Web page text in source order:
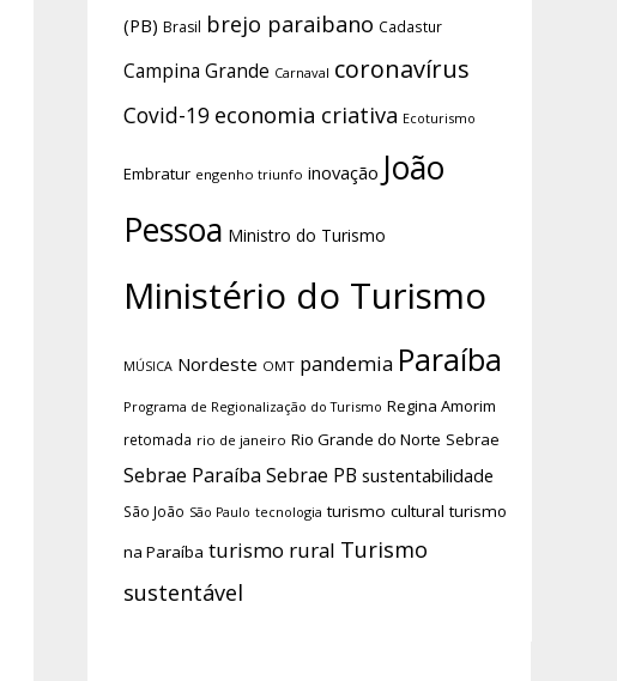
(PB) Brasil brejo paraibano Cadastur
Campina Grande Carnaval coronavírus
Covid-19 economia criativa Ecoturismo
Embratur engenho triunfo inovação João
Pessoa Ministro do Turismo
Ministério do Turismo
MÚSICA Nordeste OMT pandemia Paraíba
Programa de Regionalização do Turismo Regina Amorim
retomada rio de janeiro Rio Grande do Norte Sebrae
Sebrae Paraíba Sebrae PB sustentabilidade
São João São Paulo tecnologia turismo cultural turismo
na Paraíba turismo rural Turismo
sustentável